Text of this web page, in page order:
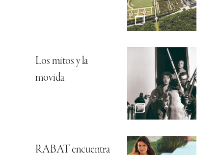
Los mitos y la
movida
RABAT encuentra